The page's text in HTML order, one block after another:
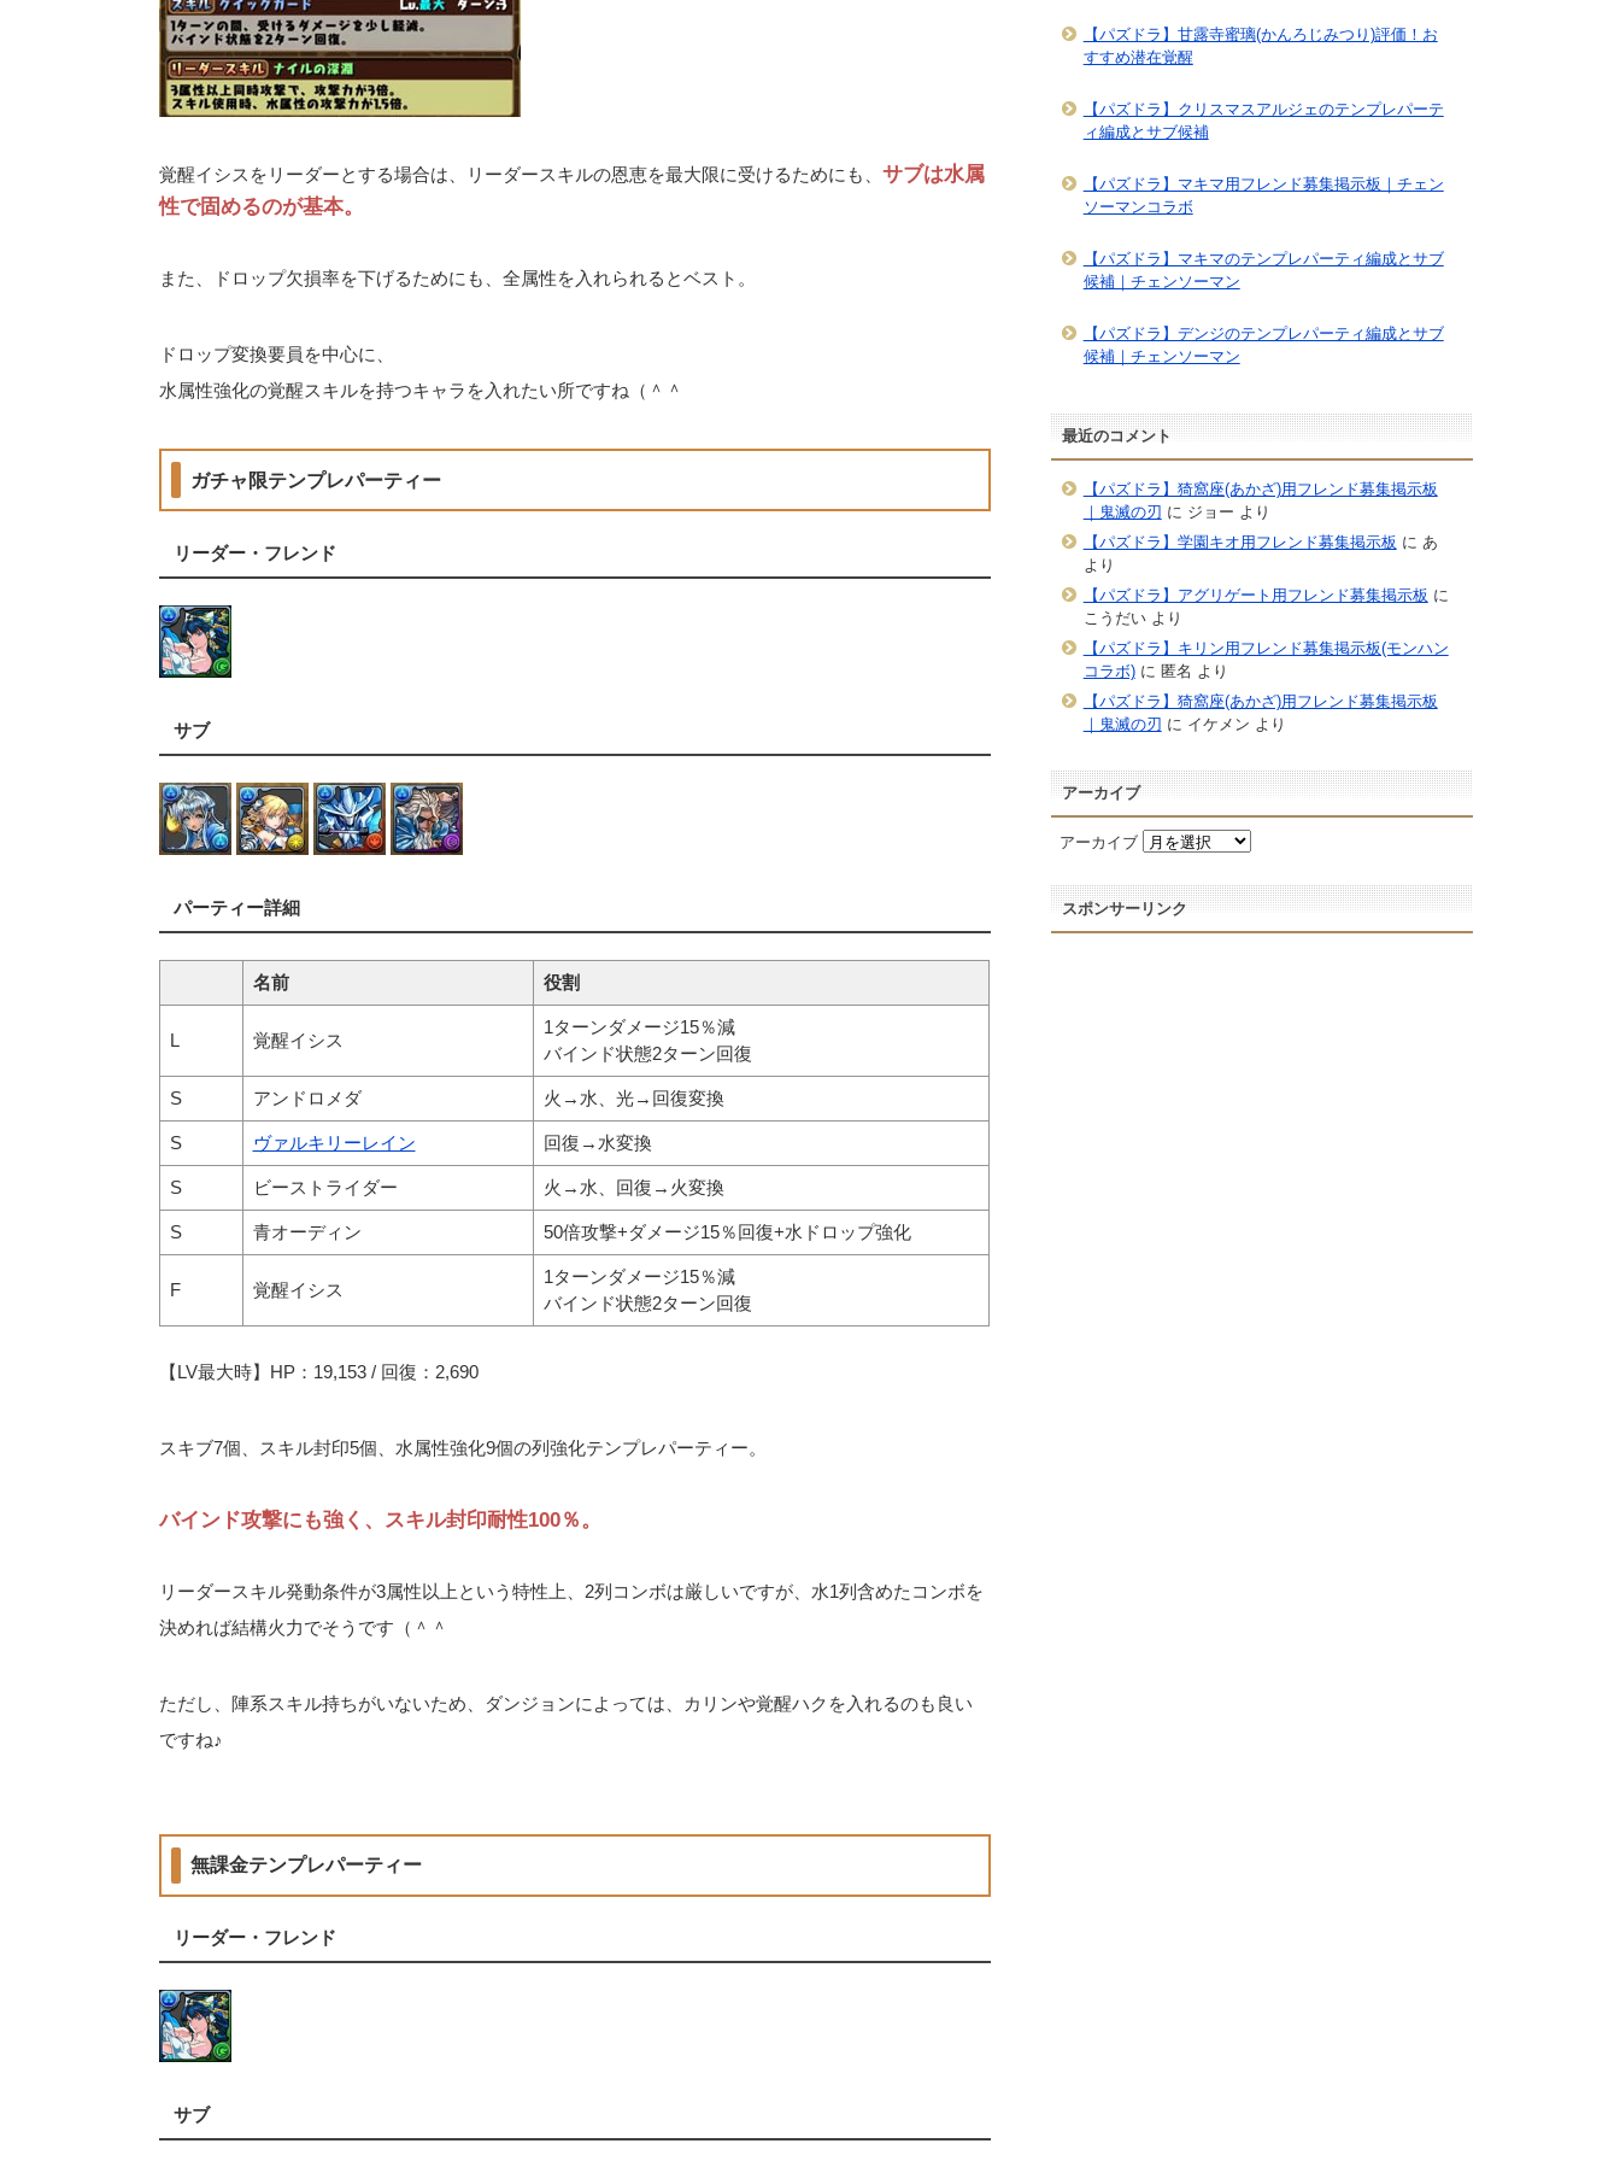
覚醒イシスをリーダーとする場合は、リーダースキルの恩恵を最大限に受けるためにも、 サブは水属
性で固めるのが基本。
また、ドロップ欠損率を下げるためにも、全属性を入れられるとベスト。
ドロップ変換要員を中心に、
水属性強化の覚醒スキルを持つキャラを入れたい所ですね（＾＾
ガチャ限テンプレパーティー
リーダー・フレンド
サブ
パーティー詳細
名前 役割
L 覚醒イシス
1ターンダメージ15％減
バインド状態2ターン回復
S アンドロメダ 火→水、光→回復変換
S ヴァルキリーレイン 回復→水変換
S ビーストライダー 火→水、回復→火変換
S 青オーディン 50倍攻撃+ダメージ15％回復+水ドロップ強化
F 覚醒イシス
1ターンダメージ15％減
バインド状態2ターン回復
【LV最大時】HP：19,153 / 回復：2,690
スキブ7個、スキル封印5個、水属性強化9個の列強化テンプレパーティー。
バインド攻撃にも強く、スキル封印耐性100％。
リーダースキル発動条件が3属性以上という特性上、2列コンボは厳しいですが、水1列含めたコンボを
決めれば結構火力でそうです（＾＾
ただし、陣系スキル持ちがいないため、ダンジョンによっては、カリンや覚醒ハクを入れるのも良い
ですね♪
無課金テンプレパーティー
リーダー・フレンド
サブ
【パズドラ】甘露寺蜜璃(かんろじみつり)評価！お
すすめ潜在覚醒
【パズドラ】クリスマスアルジェのテンプレパーテ
ィ編成とサブ候補
【パズドラ】マキマ用フレンド募集掲示板｜チェン
ソーマンコラボ
【パズドラ】マキマのテンプレパーティ編成とサブ
候補｜チェンソーマン
【パズドラ】デンジのテンプレパーティ編成とサブ
候補｜チェンソーマン
最近のコメント
【パズドラ】猗窩座(あかざ)用フレンド募集掲示板
｜鬼滅の刃 に ジョー より
【パズドラ】学園キオ用フレンド募集掲示板 に あ
より
【パズドラ】アグリゲート用フレンド募集掲示板 に
こうだいより
【パズドラ】キリン用フレンド募集掲示板(モンハン
コラボ)に 匿名 より
【パズドラ】猗窩座(あかざ)用フレンド募集掲示板
｜鬼滅の刃 に イケメン より
アーカイブ
アーカイブ
スポンサーリンク